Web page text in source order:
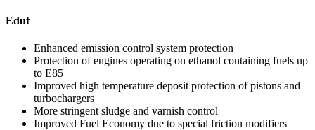
Edut
Enhanced emission control system protection
Protection of engines operating on ethanol containing fuels up
to E85
Improved high temperature deposit protection of pistons and
turbochargers
More stringent sludge and varnish control
Improved Fuel Economy due to special friction modifiers